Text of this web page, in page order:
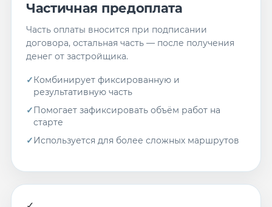
Частичная предоплата
Часть оплаты вносится при подписании
договора, остальная часть — после получения
денег от застройщика.
Комбинирует фиксированную и
результативную часть
Помогает зафиксировать объём работ на
старте
Используется для более сложных маршрутов